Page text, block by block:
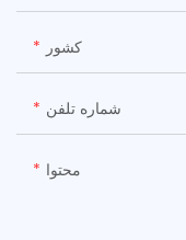
کشور
شماره تلفن
محتوا